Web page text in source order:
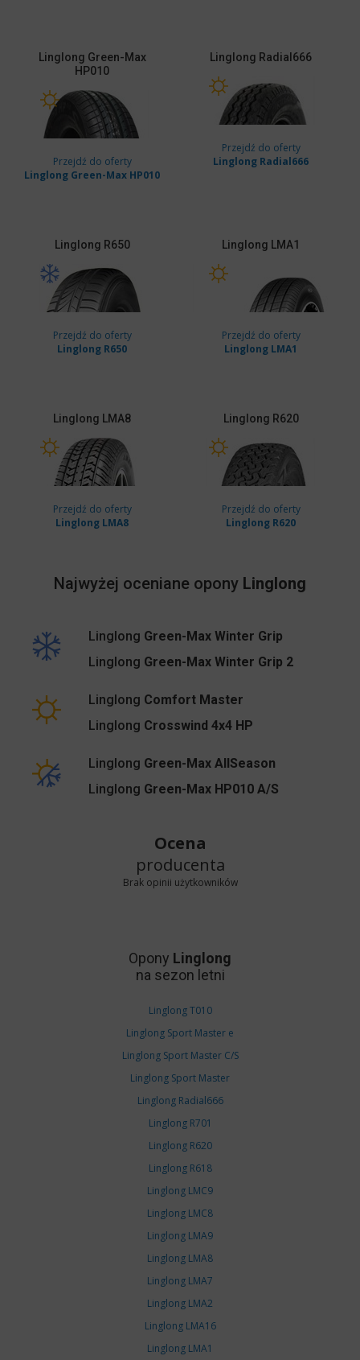
Linglong Green-Max
HP010
Przejdź do oferty
Linglong Green-Max HP010
Linglong Radial666
Przejdź do oferty
Linglong Radial666
Linglong R650
Przejdź do oferty
Linglong R650
Linglong LMA1
Przejdź do oferty
Linglong LMA1
Linglong LMA8
Przejdź do oferty
Linglong LMA8
Linglong R620
Przejdź do oferty
Linglong R620
Najwyżej oceniane opony Linglong
Linglong Green-Max Winter Grip
Linglong Green-Max Winter Grip 2
Linglong Comfort Master
Linglong Crosswind 4x4 HP
Linglong Green-Max AllSeason
Linglong Green-Max HP010 A/S
Ocena
producenta
Brak opinii użytkowników
Opony Linglong
na sezon letni
Linglong T010
Linglong Sport Master e
Linglong Sport Master C/S
Linglong Sport Master
Linglong Radial666
Linglong R701
Linglong R620
Linglong R618
Linglong LMC9
Linglong LMC8
Linglong LMA9
Linglong LMA8
Linglong LMA7
Linglong LMA2
Linglong LMA16
Linglong LMA1